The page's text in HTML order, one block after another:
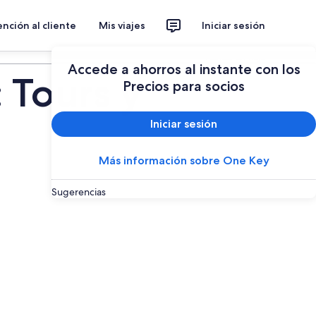
al cliente Mis viajes Iniciar sesión
Accede a ahorros al instante con los
Precios para socios
Iniciar sesión
Más información sobre One Key
Sugerencias
y